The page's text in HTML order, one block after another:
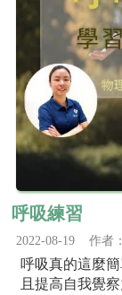
呼吸練習
2022-08-19 作者：
呼吸真的這麼
且提高自我覺